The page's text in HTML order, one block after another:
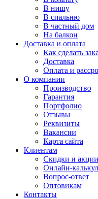
В нишу
В спальню
В частный дом
На балкон
Доставка и оплата
Как сделать
Доставка
Оплата и
О компании
Производство
Гарантия
Портфолио
Отзывы
Реквизиты
Вакансии
Карта сайта
Клиентам
Скидки и акции
Онлайн-
Вопрос-ответ
Оптовикам
Контакты